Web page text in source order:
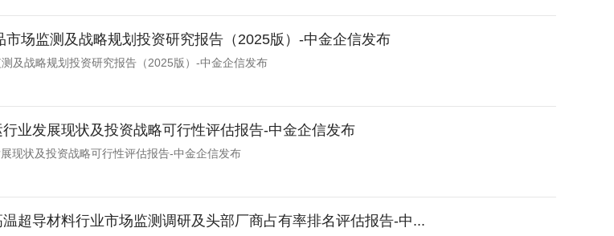
市场监测及战略规划投资研究报告（2025版）-中金企信发布
及战略规划投资研究报告（2025版）-中金企信发布
业发展现状及投资战略可行性评估报告-中金企信发布
现状及投资战略可行性评估报告-中金企信发布
超导材料行业市场监测调研及头部厂商占有率排名评估报告-中...